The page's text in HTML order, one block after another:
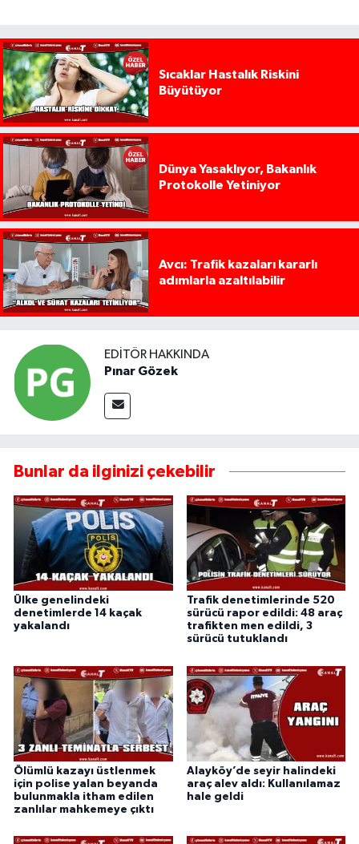
Sıcaklar Hastalık Riskini
Büyütüyor
Dünya Yasaklıyor, Bakanlık
Protokolle Yetiniyor
Avcı: Trafik kazaları kararlı
adımlarla azaltılabilir
EDITÖR HAKKINDA
Pınar Gözek
Bunlar da ilginizi çekebilir
Ülke genelindeki
denetimlerde 14 kaçak
yakalandı
Trafik denetimlerinde 520
sürücü rapor edildi: 48 araç
trafikten men edildi, 3
sürücü tutuklandı
Ölümlü kazayı üstlenmek
için polise yalan beyanda
bulunmakla itham edilen
zanlılar mahkemeye çıktı
Alayköy’de seyir halindeki
araç alev aldı: Kullanılamaz
hale geldi